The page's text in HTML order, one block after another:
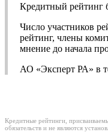
Кредитный рейтинг
Число участников
рейтинг, члены
мнение до начала
АО «Эксперт РА» в
Кредитные рейтинги,
обязательств и не являются